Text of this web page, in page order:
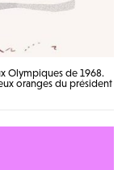
Olympiques de 1968.
oranges du président